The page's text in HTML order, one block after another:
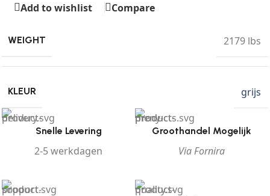
Add to wishlist
Compare
WEIGHT 2179 lbs
KLEUR grijs
Snelle Levering
2-5 werkdagen
Groothandel Mogelijk
Via Fornira